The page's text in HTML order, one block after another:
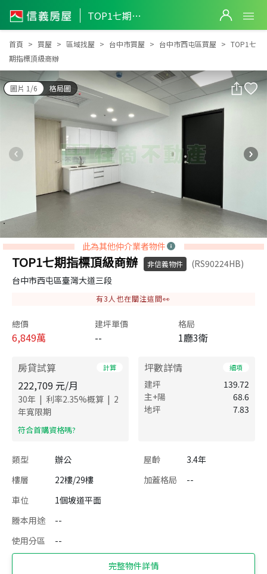
TOP1七期指標頂級商辦
TOP1七期指標頂級商辦
首頁 買屋 區域找屋 台中市買屋 台中市西屯區買屋
TOP1七
期指標頂級商辦
圖片 1/6 格局圖
此為其他仲介業者物件
TOP1七期指標頂級商辦 非信義物件
(RS90224HB)
台中市西屯區臺灣大道三段
有3 人也在關注這間👀
總價
6,849萬
建坪單價
--
格局
1廳3衛
房貸試算 計算
222,709 元/月
30年 | 利率2.35%概算 | 2
年寬限期
​符合首購資格嗎?
坪數詳情 細項
建坪
139.72
主+陽
68.6
地坪
7.83
類型 辦公 屋齡
3.4年
樓層
22樓/29樓 加蓋格局
--
車位
1個坡道平面
謄本用途
--
使用分區
--
完整物件詳情